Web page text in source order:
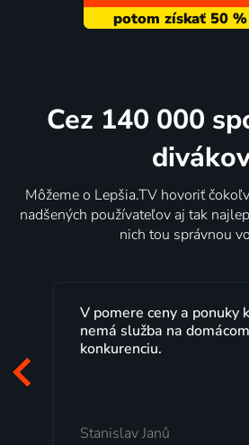
Cez 140 000
Môžeme o Lepšia.TV hovoriť
nadšených používateľov aj tak
nich tou správnou
V pomere ceny a ponuky
nemá služba na
konkurenciu.
Stanislav Janů